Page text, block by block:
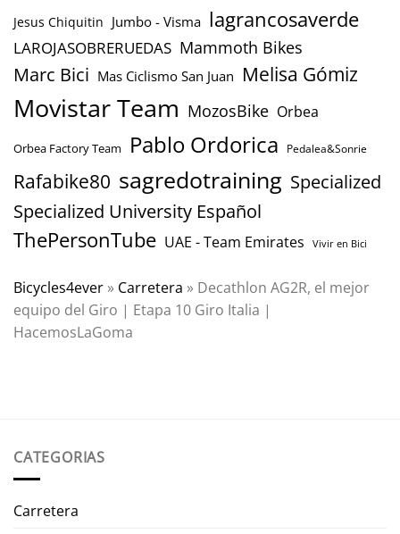
Jesus Chiquitin Jumbo - Visma lagrancosaverde
LAROJASOBRERUEDAS Mammoth Bikes
Marc Bici Mas Ciclismo San Juan Melisa Gómiz
Movistar Team MozosBike Orbea
Orbea Factory Team Pablo Ordorica Pedalea&Sonrie
Rafabike80 sagredotraining Specialized
Specialized University Español
ThePersonTube UAE - Team Emirates Vivir en Bici
Bicycles4ever » Carretera » Decathlon AG2R, el mejor
equipo del Giro | Etapa 10 Giro Italia |
HacemosLaGoma
CATEGORIAS
Carretera